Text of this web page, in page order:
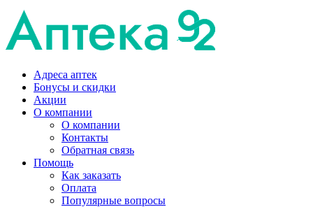
Адреса аптек
Бонусы и скидки
Акции
О компании
О компании
Контакты
Обратная связь
Помощь
Как заказать
Оплата
Популярные вопросы